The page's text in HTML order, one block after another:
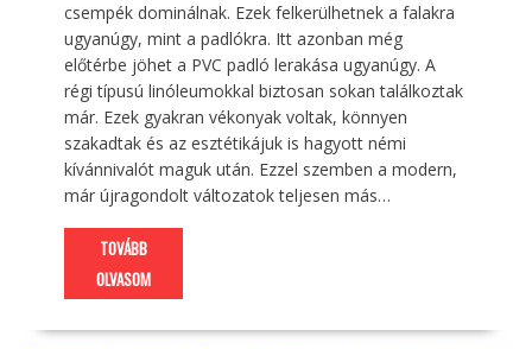
csempék dominálnak. Ezek felkerülhetnek a falakra
ugyanúgy, mint a padlókra. Itt azonban még
előtérbe jöhet a PVC padló lerakása ugyanúgy. A
régi típusú linóleumokkal biztosan sokan találkoztak
már. Ezek gyakran vékonyak voltak, könnyen
szakadtak és az esztétikájuk is hagyott némi
kívánnivalót maguk után. Ezzel szemben a modern,
már újragondolt változatok teljesen más…
TOVÁBB
OLVASOM